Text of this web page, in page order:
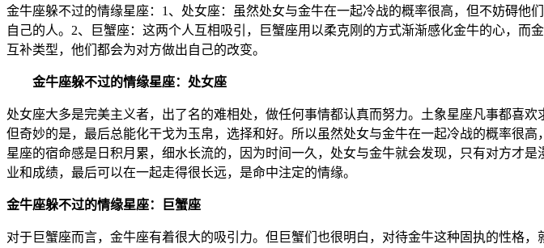
金牛座躲不过的情缘星座：1、处女座：虽然处女与金牛在一起冷战的概率很高，但不妨碍
自己的人。2、巨蟹座：这两个人互相吸引，巨蟹座用以柔克刚的方式渐渐感化金牛的心，
互补类型，他们都会为对方做出自己的改变。
金牛座躲不过的情缘星座：处女座
处女座大多是完美主义者，出了名的难相处，做任何事情都认真而努力。土象星座凡事都喜
但奇妙的是，最后总能化干戈为玉帛，选择和好。所以虽然处女与金牛在一起冷战的概率很
星座的宿命感是日积月累，细水长流的，因为时间一久，处女与金牛就会发现，只有对方才
业和成绩，最后可以在一起走得很长远，是命中注定的情缘。
金牛座躲不过的情缘星座：巨蟹座
对于巨蟹座而言，金牛座有着很大的吸引力。但巨蟹们也很明白，对待金牛这种固执的性格